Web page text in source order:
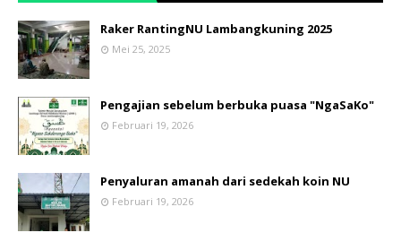
Raker RantingNU Lambangkuning 2025
Mei 25, 2025
Pengajian sebelum berbuka puasa "NgaSaKo"
Februari 19, 2026
Penyaluran amanah dari sedekah koin NU
Februari 19, 2026